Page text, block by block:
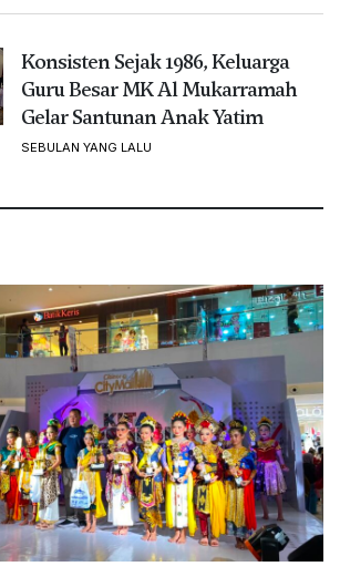
Konsisten Sejak 1986, Keluarga
Guru Besar MK Al Mukarramah
Gelar Santunan Anak Yatim
SEBULAN YANG LALU